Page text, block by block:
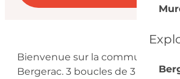
Description
Bienvenue sur la commune de
Bergerac. 3 boucles de 3 tailles